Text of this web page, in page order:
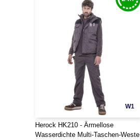
W1
Herock HK210 - Ärmellose
Wasserdichte Multi-Taschen-Weste